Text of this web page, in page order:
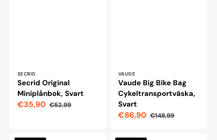
Leverantör:
SECRID
Secrid Original
Miniplånbok, Svart
Reapris
€35,90
Ordinarie
€52,99
Leverantör:
VAUDE
Vaude Big Bike Bag
Cykeltransportväska,
Svart
Reapris
€86,90
Ordinarie
€148,99
Case
Delsey